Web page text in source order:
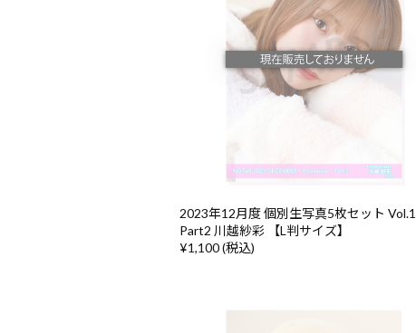
2023年12月度 個別生写真5枚セット Vol.1
Part2 川越紗彩 【L判サイズ】
¥1,100 (税込)